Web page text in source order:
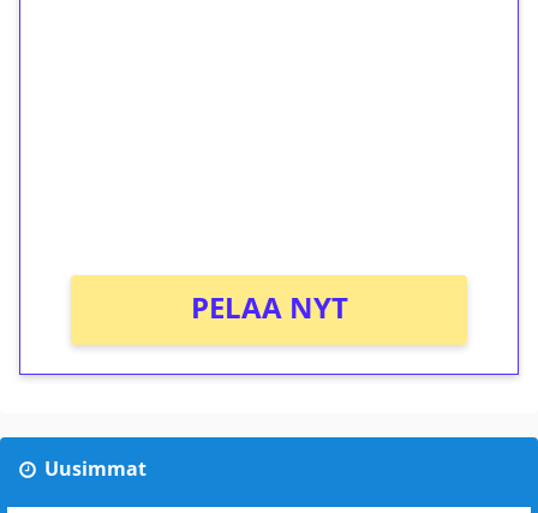
PELAA NYT
Uusimmat